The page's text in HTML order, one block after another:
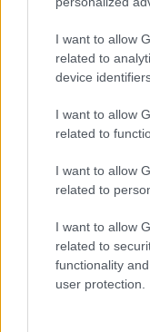
I want to allow
related to
device
I want to allow
related to
I want to allow
related to
I want to allow
related to
functionality
user protection.
La sfida di ResQ
soccorso dopo il
Cristian Castiglioni · 6